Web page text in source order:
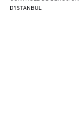
D’ISTANBUL